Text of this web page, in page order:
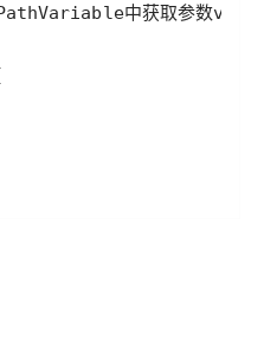
中获取参数var